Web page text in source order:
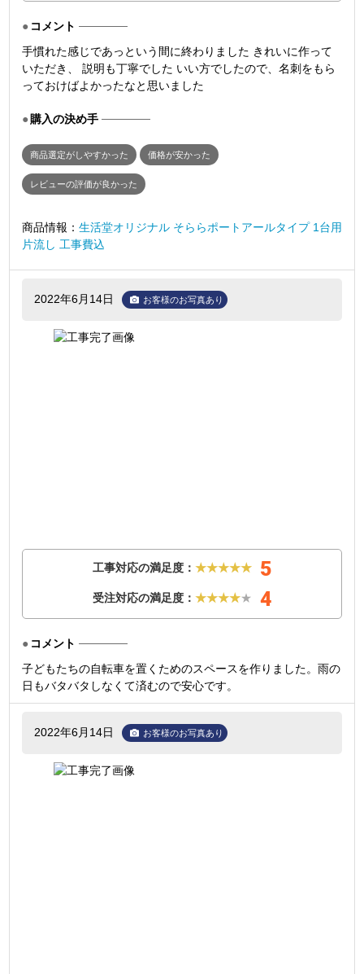
コメント
手慣れた感じであっという間に終わりました きれいに作って
いただき、 説明も丁寧でした いい方でしたので、名刺をもら
っておけばよかったなと思いました
購入の決め手
商品選定がしやすかった 価格が安かった
レビューの評価が良かった
商品情報： 生活堂オリジナル そららポートアールタイプ 1台用
片流し 工事費込
2022年6月14日 お客様のお写真あり
工事対応の満足度： ★★★★★ 5
受注対応の満足度： ★★★★★ 4
コメント
子どもたちの自転車を置くためのスペースを作りました。雨の
日もバタバタしなくて済むので安心です。
2022年6月14日 お客様のお写真あり